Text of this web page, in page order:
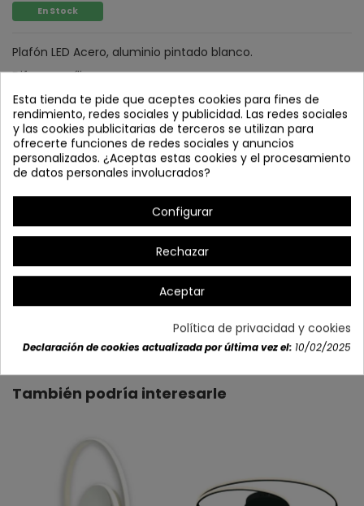
En Stock
Plafón LED Acero, aluminio pintado blanco.
Difusor acrílico.
Detalles del producto
También podría interesarle
Esta tienda te pide que aceptes cookies para fines de
rendimiento, redes sociales y publicidad. Las redes sociales
y las cookies publicitarias de terceros se utilizan para
ofrecerte funciones de redes sociales y anuncios
personalizados. ¿Aceptas estas cookies y el procesamiento
de datos personales involucrados?
Configurar
Rechazar
Aceptar
Política de privacidad y cookies
Declaración de cookies actualizada por última vez el: 10/02/2025